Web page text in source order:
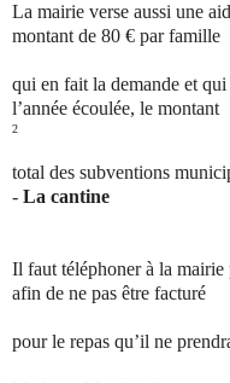
La mairie verse aussi une
montant de 80 € par famille
qui en fait la demande et
l’année écoulée, le montant
2
total des subventions
- La cantine
Il faut téléphoner à la mairie
afin de ne pas être facturé
pour le repas qu’il ne